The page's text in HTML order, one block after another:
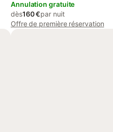
Annulation gratuite
dès160 €par nuit
Offre de première réservation